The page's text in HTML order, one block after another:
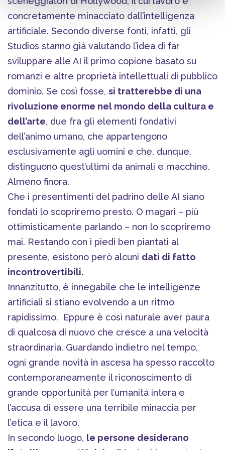
concretamente minacciato dall’intelligenza
artificiale. Secondo diverse fonti, infatti, gli
Studios stanno già valutando l’idea di far
sviluppare alle AI il primo copione basato su
romanzi e altre proprietà intellettuali di pubblico
dominio. Se così fosse, si tratterebbe di una
rivoluzione enorme nel mondo della cultura e
dell’arte, due fra gli elementi fondativi
dell’animo umano, che appartengono
esclusivamente agli uomini e che, dunque,
distinguono quest’ultimi da animali e macchine.
Almeno finora.
Che i presentimenti del padrino delle AI siano
fondati lo scopriremo presto. O magari – più
ottimisticamente parlando – non lo scopriremo
mai. Restando con i piedi ben piantati al
presente, esistono però alcuni dati di fatto
incontrovertibili.
Innanzitutto, è innegabile che le intelligenze
artificiali si stiano evolvendo a un ritmo
rapidissimo.
Eppure è così naturale aver paura
di qualcosa di nuovo che cresce a una velocità
straordinaria. Guardando indietro nel tempo,
ogni grande novità in ascesa ha spesso raccolto
contemporaneamente il riconoscimento di
grande opportunità per l’umanità intera e
l’accusa di essere una terribile minaccia per
l’etica e il lavoro.
In secondo luogo, le persone desiderano